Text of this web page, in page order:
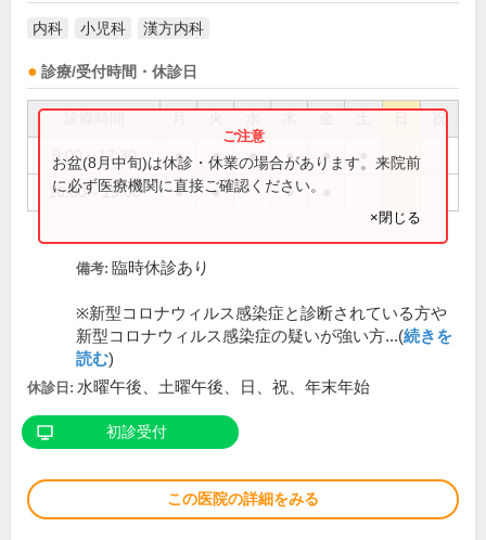
内科 小児科 漢方内科
診療/受付時間・休診日
祝
9:00～12:30 ● ● ● ● ●
16:00～19:00 ● ● ●
お盆(8月中旬)は休診・休業の場合があります。来院前
に必ず医療機関に直接ご確認ください。
×閉じる
備考: 臨時休診あり
※新型コロナウィルス感染症と診断されている方や
新型コロナウィルス感染症の疑いが強い方...(続きを
読む)
休診日: 水曜午後、土曜午後、日、祝、年末年始
初診受付
この医院の詳細をみる